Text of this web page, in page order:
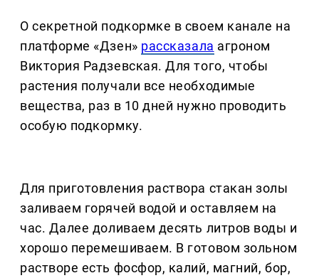
О секретной подкормке в своем канале на
платформе «Дзен» рассказала агроном
Виктория Радзевская. Для того, чтобы
растения получали все необходимые
вещества, раз в 10 дней нужно проводить
особую подкормку.
Для приготовления раствора стакан золы
заливаем горячей водой и оставляем на
час. Далее доливаем десять литров воды и
хорошо перемешиваем. В готовом зольном
растворе есть фосфор, калий, магний, бор,